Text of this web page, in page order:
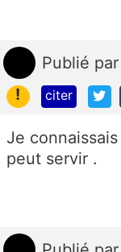
Publié par
!
citer
Je
peut servir .